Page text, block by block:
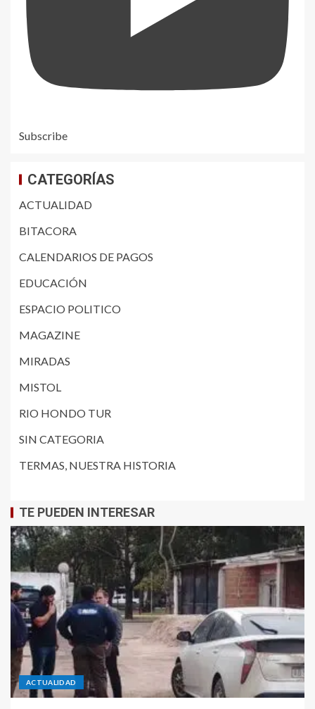
Subscribe
CATEGORÍAS
ACTUALIDAD
BITACORA
CALENDARIOS DE PAGOS
EDUCACIÓN
ESPACIO POLITICO
MAGAZINE
MIRADAS
MISTOL
RIO HONDO TUR
SIN CATEGORIA
TERMAS, NUESTRA HISTORIA
TE PUEDEN INTERESAR
ACTUALIDAD